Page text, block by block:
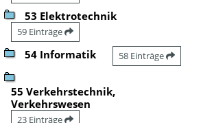
53 Elektrotechnik
59 Einträge
54 Informatik 58 Einträge
55 Verkehrstechnik,
Verkehrswesen
23 Einträge